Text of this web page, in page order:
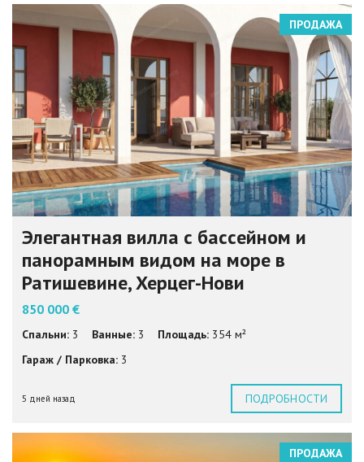
ПРОДАЖА
Элегантная вилла с бассейном и
панорамным видом на море в
Ратишевине, Херцег-Нови
850 000 €
Спальни: 3 Ванные: 3 Площадь: 354 м²
Гараж / Парковка: 3
5 дней назад ПОДРОБНОСТИ
ПРОДАЖА